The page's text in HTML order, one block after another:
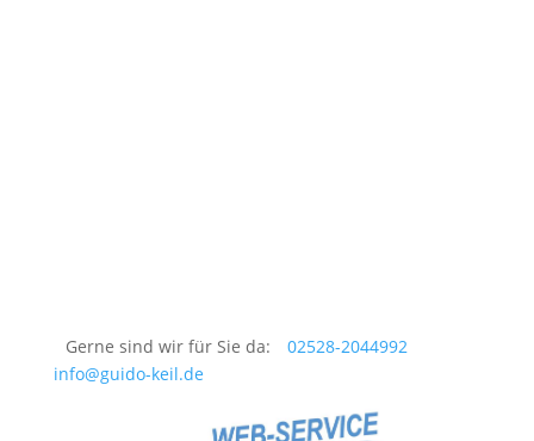
Gerne sind wir für Sie da:
02528-2044992
info@guido-keil.de